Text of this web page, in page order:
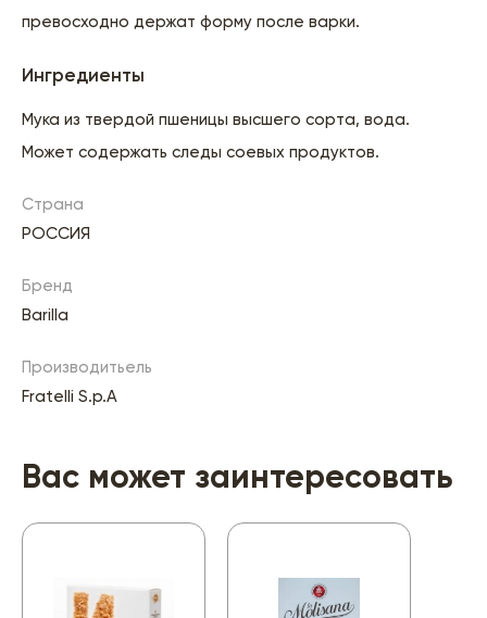
превосходно держат форму после варки.
Ингредиенты
Мука из твердой пшеницы высшего сорта, вода.
Может содержать следы соевых продуктов.
Страна
РОССИЯ
Бренд
Barilla
Производитьель
Fratelli S.p.A
Вас может заинтересовать